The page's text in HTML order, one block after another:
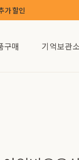
가 할인
구매 기억보관소